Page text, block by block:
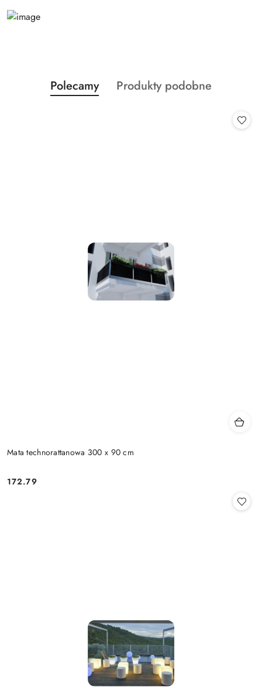
Pomiń karuzelę produktów
Produkty
o
Polecamy
Produkty
Produkty podobne
Mata technorattanowa 300 x 90 cm
Cena:
172.79